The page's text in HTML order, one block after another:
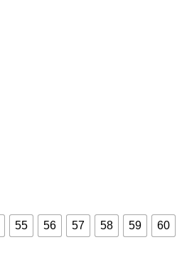
55 56 57 58 59 60